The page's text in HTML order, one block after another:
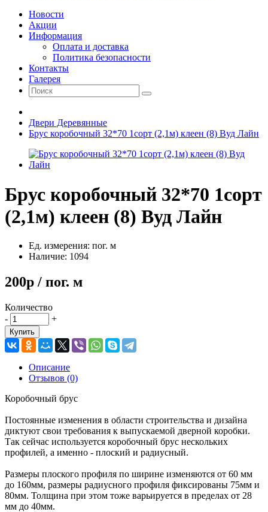
Новости
Акции
Информация
Оплата и доставка
Политика безопасности
Контакты
Галерея
Двери Деревянные
Брус коробочный 32*70 1сорт (2,1м) клеен (8) Вуд Лайн
Брус коробочный 32*70 1сорт
(2,1м) клеен (8) Вуд Лайн
Ед. измерения: пог. м
Наличие: 1094
200р / пог. м
Количество
-
+
Купить
Описание
Отзывов (0)
Коробочный брус
Постоянные изменения в области строительства и дизайна
диктуют свои требования к выпускаемой дверной коробки.
Так сейчас используется коробочный брус нескольких
профилей, а именно - плоский и радиусный.
Размеры плоского профиля по ширине изменяются от 60 мм
до 160мм, размеры радиусного профиля фиксированы 75мм и
80мм. Толщина при этом тоже варьируется в пределах от 28
мм до 40мм.